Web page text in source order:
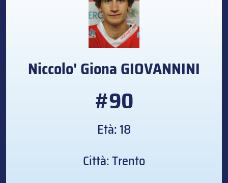
Niccolo' GionaGIOVANNINI
#90
Età: 18
Città: Trento